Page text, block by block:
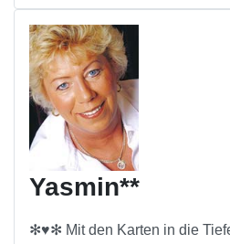
Yasmin**
✻♥✻ Mit den Karten in die